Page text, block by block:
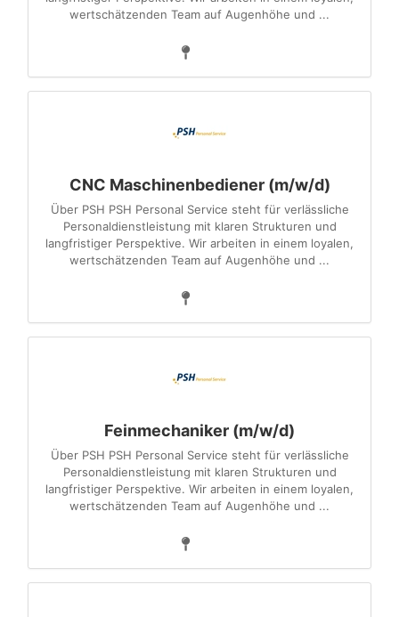
wertschätzenden Team auf Augenhöhe und ...
CNC Maschinenbediener (m/w/d)
Über PSH PSH Personal Service steht für verlässliche
Personaldienstleistung mit klaren Strukturen und
langfristiger Perspektive. Wir arbeiten in einem loyalen,
wertschätzenden Team auf Augenhöhe und ...
Feinmechaniker (m/w/d)
Über PSH PSH Personal Service steht für verlässliche
Personaldienstleistung mit klaren Strukturen und
langfristiger Perspektive. Wir arbeiten in einem loyalen,
wertschätzenden Team auf Augenhöhe und ...